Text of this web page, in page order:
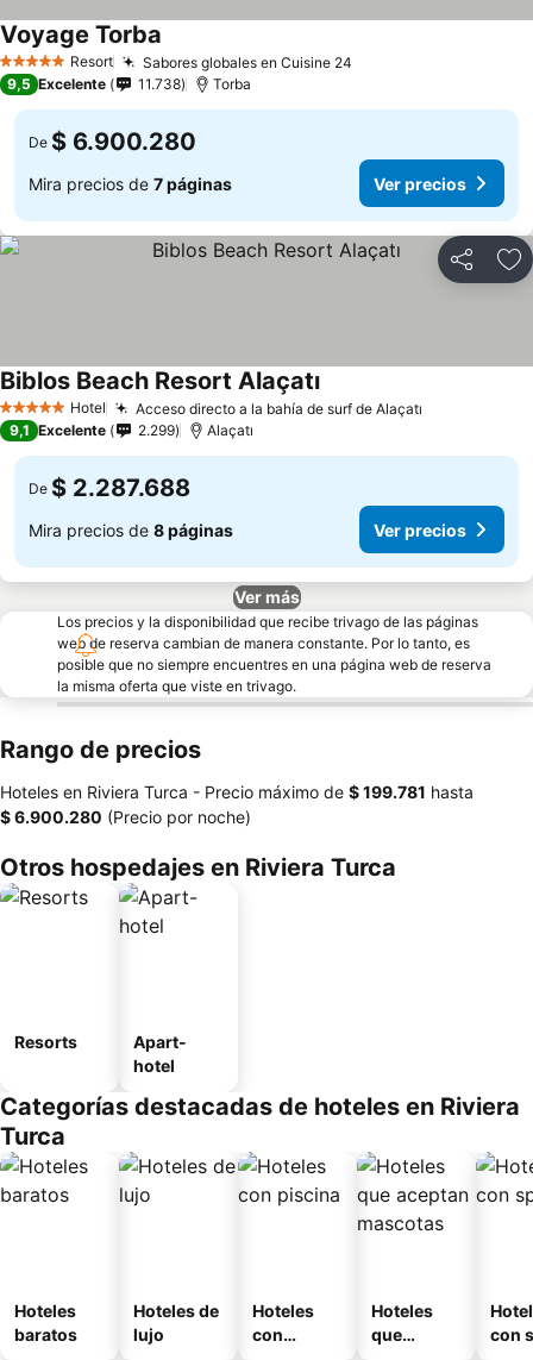
5 Estrellas Resort Sabores globales en Cuisine 24
Voyage Torba
9,5 Excelente 11.738 Torba
De $ 6.900.280
Mira precios de 7 páginas Ver precios
Compartir
5 Estrellas Hotel Acceso directo a la bahía de surf de Alaçatı
Biblos Beach Resort Alaçatı
9,1 Excelente 2.299 Alaçatı
De $ 2.287.688
Mira precios de 8 páginas Ver precios
Ver más
Los precios y la disponibilidad que recibe trivago de las páginas
web de reserva cambian de manera constante. Por lo tanto, es
posible que no siempre encuentres en una página web de reserva
la misma oferta que viste en trivago.
Rango de precios
Hoteles en Riviera Turca - Precio máximo de ‎$ 199.781 hasta
‎$ 6.900.280 (Precio por noche)
Otros hospedajes en Riviera Turca
Resorts
Apart-
hotel
Categorías destacadas de hoteles en Riviera
Turca
Hoteles
baratos
Hoteles de
lujo
Hoteles
con
Hoteles
que
con